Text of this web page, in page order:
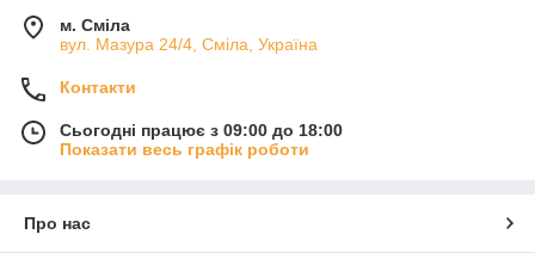
м. Сміла
вул. Мазура 24/4, Сміла, Україна
Контакти
Сьогодні працює з 09:00 до 18:00
Показати весь графік роботи
Про нас